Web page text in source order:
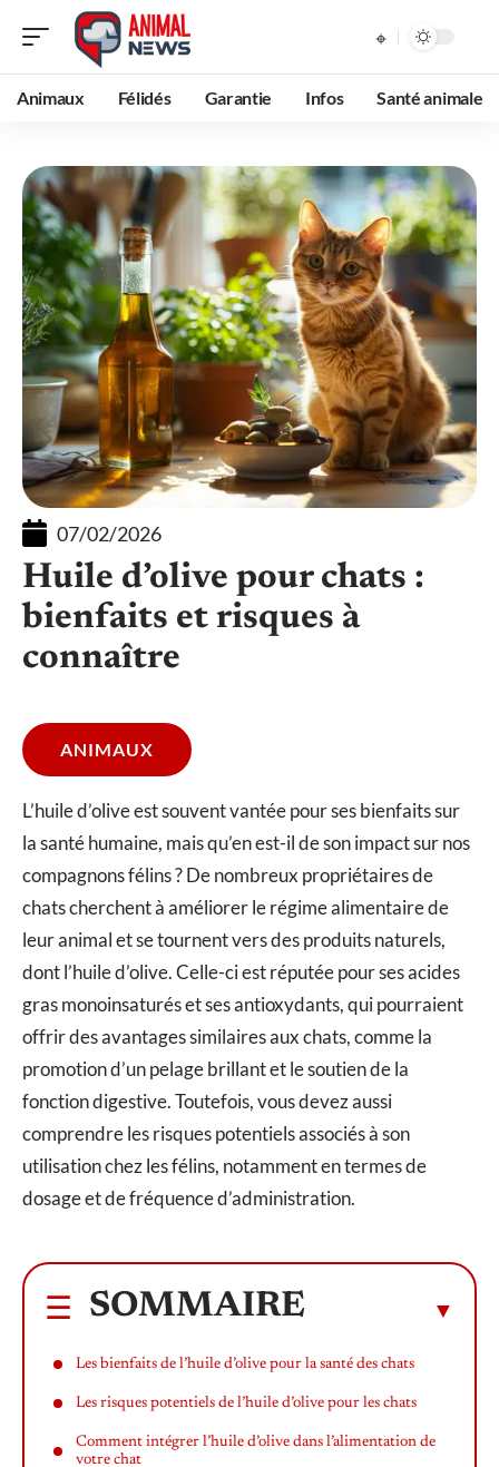
Animaux Félidés Garantie Infos Santé animale
07/02/2026
Huile d’olive pour chats :
bienfaits et risques à
connaître
ANIMAUX
L’huile d’olive est souvent vantée pour ses bienfaits sur
la santé humaine, mais qu’en est-il de son impact sur nos
compagnons félins ? De nombreux propriétaires de
chats cherchent à améliorer le régime alimentaire de
leur animal et se tournent vers des produits naturels,
dont l’huile d’olive. Celle-ci est réputée pour ses acides
gras monoinsaturés et ses antioxydants, qui pourraient
offrir des avantages similaires aux chats, comme la
promotion d’un pelage brillant et le soutien de la
fonction digestive. Toutefois, vous devez aussi
comprendre les risques potentiels associés à son
utilisation chez les félins, notamment en termes de
dosage et de fréquence d’administration.
SOMMAIRE
Les bienfaits de l’huile d’olive pour la santé des chats
Les risques potentiels de l’huile d’olive pour les chats
Comment intégrer l’huile d’olive dans l’alimentation de
votre chat